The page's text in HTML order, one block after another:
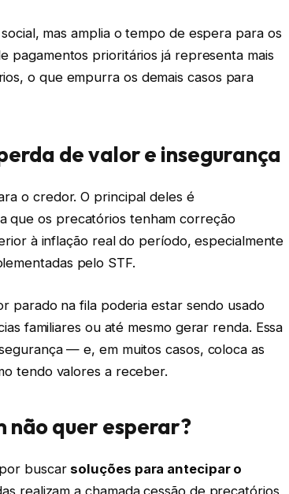
mas amplia o tempo de espera para os
pagamentos prioritários já representa mais
o que empurra os demais casos para
de valor e insegurança
o credor. O principal deles é
que os precatórios tenham correção
à inflação real do período, especialmente
pelo STF.
parado na fila poderia estar sendo usado
familiares ou até mesmo gerar renda. Essa
— e, em muitos casos, coloca as
tendo valores a receber.
quer esperar?
buscar soluções para antecipar o